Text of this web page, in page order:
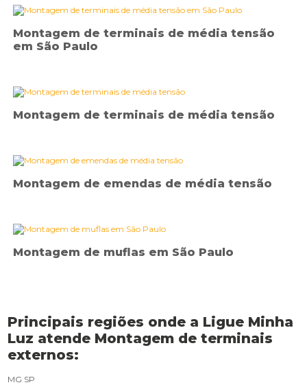
Montagem de terminais de média tensão
em São Paulo
Montagem de terminais de média tensão
Montagem de emendas de média tensão
Montagem de muflas em São Paulo
Principais regiões onde a Ligue Minha
Luz atende Montagem de terminais
externos:
MG SP